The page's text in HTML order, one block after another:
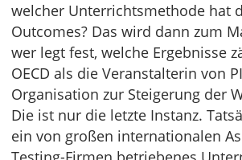
welcher Unterrichtsmethode hat
Outcomes? Das wird dann zum
wer legt fest, welche Ergebnisse
OECD als die Veranstalterin von
Organisation zur Steigerung der
Die ist nur die letzte Instanz.
ein von großen internationalen